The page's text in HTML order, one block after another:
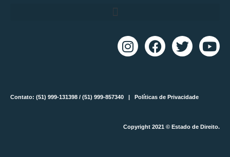
Contato: (51) 999-131398 / (51) 999-857340 | Políticas de Privacidade
Copyright 2021 © Estado de Direito.